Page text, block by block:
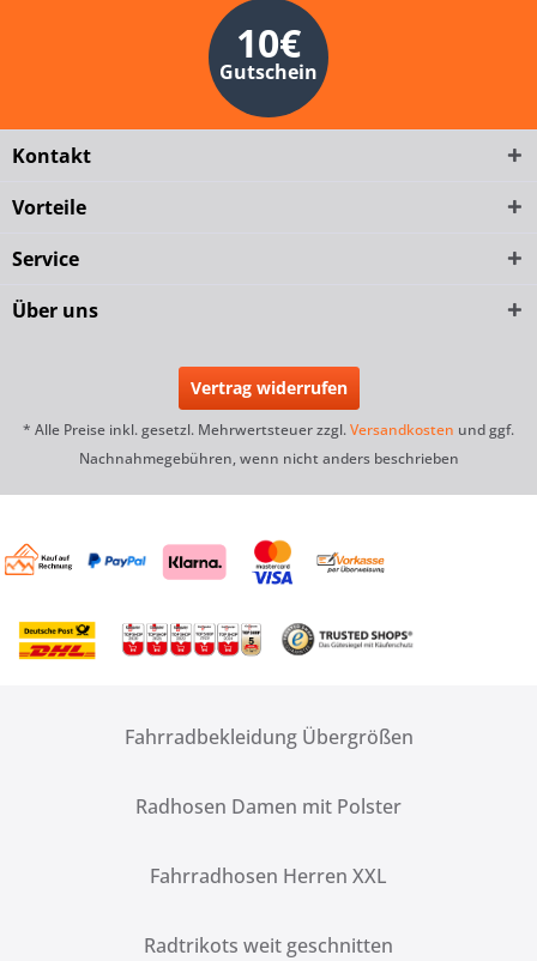
10€
Gutschein
Kontakt
Vorteile
Service
Über uns
Vertrag widerrufen
* Alle Preise inkl. gesetzl. Mehrwertsteuer zzgl.Versandkosten und ggf.
Nachnahmegebühren, wenn nicht anders beschrieben
Fahrradbekleidung Übergrößen
Radhosen Damen mit Polster
Fahrradhosen Herren XXL
Radtrikots weit geschnitten